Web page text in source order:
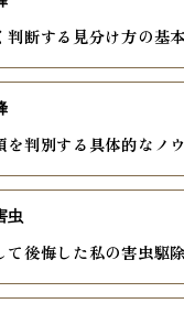
判断する見分け方の基本
を判別する具体的なノ
て後悔した私の害虫駆
虫